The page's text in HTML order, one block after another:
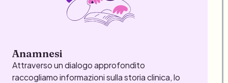
Anamnesi
Attraverso un dialogo approfondito
raccogliamo informazioni sulla storia clinica, lo